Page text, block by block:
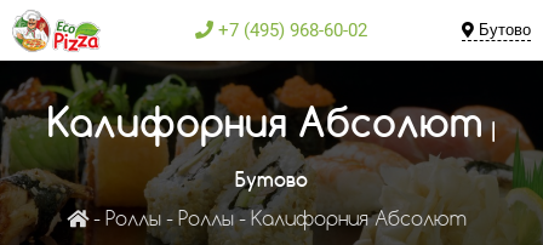
+7 (495) 968-60-02 Бутово
Калифорния Абсолют|
Бутово
Роллы Роллы Калифорния Абсолют